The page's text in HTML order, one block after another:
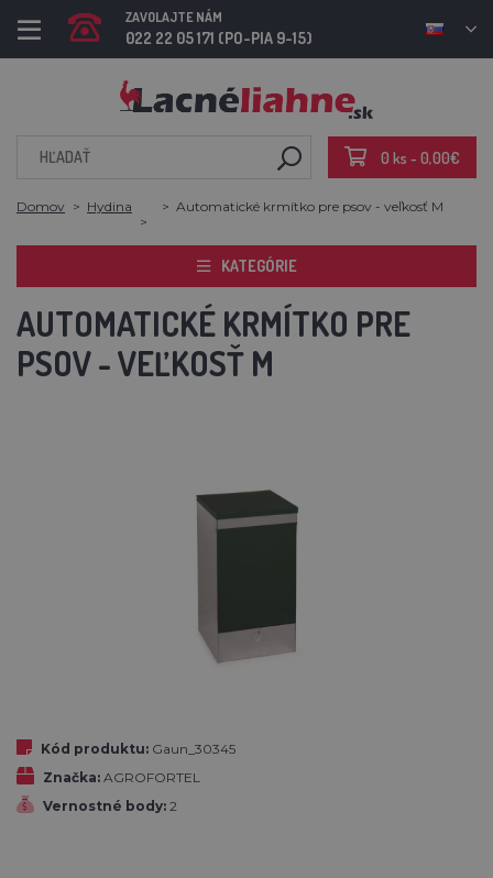
ZAVOLAJTE NÁM
022 22 05 171 (PO-PIA 9-15)
0 ks - 0,00€
Domov Hydina Automatické krmítko pre psov - veľkosť M
KATEGÓRIE
AUTOMATICKÉ KRMÍTKO PRE
PSOV - VEĽKOSŤ M
Kód produktu: Gaun_30345
Značka: AGROFORTEL
Vernostné body: 2